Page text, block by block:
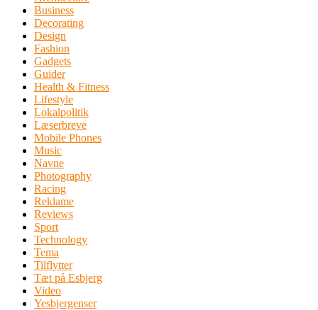
Business
Decorating
Design
Fashion
Gadgets
Guider
Health & Fitness
Lifestyle
Lokalpolitik
Læserbreve
Mobile Phones
Music
Navne
Photography
Racing
Reklame
Reviews
Sport
Technology
Tema
Tilflytter
Tæt på Esbjerg
Video
Yesbjergenser